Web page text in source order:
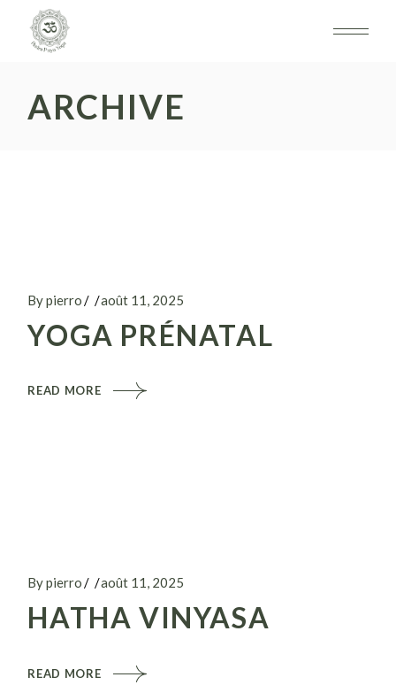
content
ARCHIVE
By pierro août 11, 2025
YOGA PRÉNATAL
READ MORE
By pierro août 11, 2025
HATHA VINYASA
READ MORE